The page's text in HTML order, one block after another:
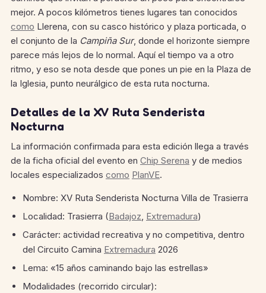
mejor. A pocos kilómetros tienes lugares tan conocidos
como Llerena, con su casco histórico y plaza porticada, o
el conjunto de la Campiña Sur, donde el horizonte siempre
parece más lejos de lo normal. Aquí el tiempo va a otro
ritmo, y eso se nota desde que pones un pie en la Plaza de
la Iglesia, punto neurálgico de esta ruta nocturna.
Detalles de la XV Ruta Senderista
Nocturna
La información confirmada para esta edición llega a través
de la ficha oficial del evento en Chip Serena y de medios
locales especializados como PlanVE.
Nombre: XV Ruta Senderista Nocturna Villa de Trasierra
Localidad: Trasierra (Badajoz, Extremadura)
Carácter: actividad recreativa y no competitiva, dentro
del Circuito Camina Extremadura 2026
Lema: «15 años caminando bajo las estrellas»
Modalidades (recorrido circular):